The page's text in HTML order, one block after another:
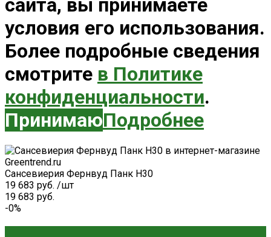
сайта, вы принимаете
условия его использования.
Более подробные сведения
смотрите в Политике
конфиденциальности.
ПринимаюПодробнее
Сансевиерия Фернвуд Панк H30
19 683 руб. /шт
19 683 руб.
-0%